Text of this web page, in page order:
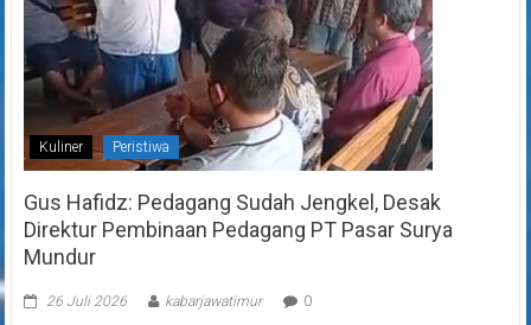
Kuliner Peristiwa
Gus Hafidz: Pedagang Sudah Jengkel, Desak
Direktur Pembinaan Pedagang PT Pasar Surya
Mundur
26 Juli 2026 kabarjawatimur 0